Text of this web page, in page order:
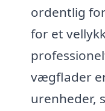
ordentlig
for et
vægflader
urenheder,